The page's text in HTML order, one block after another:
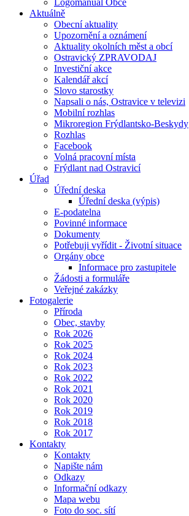
Logomanuál Obce
Aktuálně
Obecní aktuality
Upozornění a oznámení
Aktuality okolních měst a obcí
Ostravický ZPRAVODAJ
Investiční akce
Kalendář akcí
Slovo starostky
Napsali o nás, Ostravice v televizi
Mobilní rozhlas
Mikroregion Frýdlantsko-Beskydy
Rozhlas
Facebook
Volná pracovní místa
Frýdlant nad Ostravicí
Úřad
Úřední deska
Úřední deska (výpis)
E-podatelna
Povinné informace
Dokumenty
Potřebuji vyřídit - Životní situace
Orgány obce
Informace pro zastupitele
Žádosti a formuláře
Veřejné zakázky
Fotogalerie
Příroda
Obec, stavby
Rok 2026
Rok 2025
Rok 2024
Rok 2023
Rok 2022
Rok 2021
Rok 2020
Rok 2019
Rok 2018
Rok 2017
Kontakty
Kontakty
Napište nám
Odkazy
Informační odkazy
Mapa webu
Foto do soc. sítí